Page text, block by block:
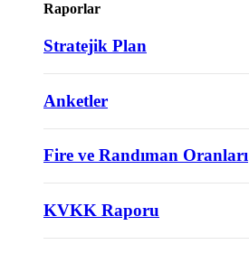
Raporlar
Stratejik Plan
Anketler
Fire ve Randıman Oranları
KVKK Raporu